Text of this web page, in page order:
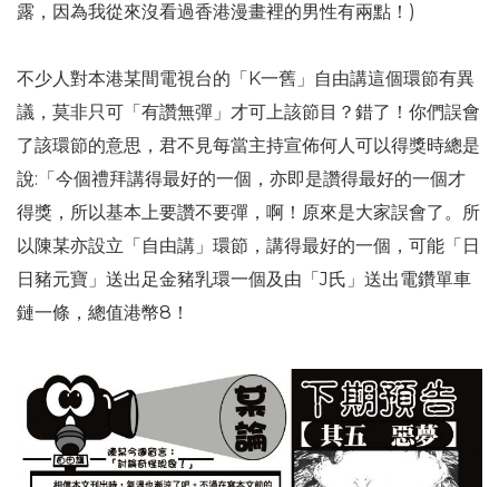
露，因為我從來沒看過香港漫畫裡的男性有兩點！)
不少人對本港某間電視台的「K一舊」自由講這個環節有異
議，莫非只可「有讚無彈」才可上該節目？錯了！你們誤會
了該環節的意思，君不見每當主持宣佈何人可以得獎時總是
說:「今個禮拜講得最好的一個，亦即是讚得最好的一個才
得獎，所以基本上要讚不要彈，啊！原來是大家誤會了。所
以陳某亦設立「自由講」環節，講得最好的一個，可能「日
日豬元寶」送出足金豬乳環一個及由「J氏」送出電鑽單車
鏈一條，總值港幣8！